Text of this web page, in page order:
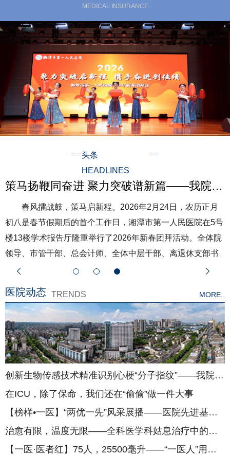
MEDICAL INSURANCE
头条
HEADLINES
策马扬鞭同奋进 聚力突破谱新篇——我院2026年新春团拜会·一线慰问行，美好“巳”刻启程
春风擂战鼓，策马启新程。2026年2月24日，农历正月
初八是春节假期后的首个工作日，湘潭市第一人民医院在5号
楼13楼学术报告厅隆重举行了2026年新春团拜活动。全体院
领导、市管干部、总会计师、全体中层干部、离退休支部书
记、春节值班工作人员优秀代表、返聘专家、物业保洁及保
医院发展。
医院动态 TRENDS MORE..
创新生物传感技术精准识别心梗“分子指纹”——我院医工融合取得重要突破
在ICU，除了保命，我们还在“偷偷”做一件大事
【榜样•一医】“两优一先”风采展播——医院先进基层党组织：肿瘤四党支部
治愈有限，温度无限——全科医学科姑息治疗中的温情守护
【一医·医者红】75人，25500毫升——“一医人”用热血为生命续航